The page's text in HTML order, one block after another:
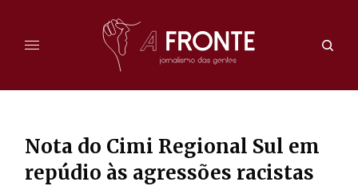
Nota do Cimi Regional Sul em
repúdio às agressões racistas